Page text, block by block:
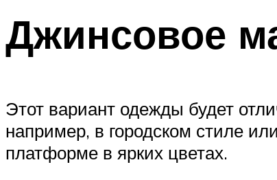
Джинсовое
Этот вариант одежды будет
например, в городском стиле
платформе в ярких цветах.